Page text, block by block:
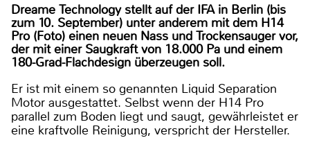
Dreame Technology stellt auf der IFA in Berlin (bis
zum 10. September) unter anderem mit dem H14
Pro (Foto) einen neuen Nass und Trockensauger vor,
der mit einer Saugkraft von 18.000 Pa und einem
180-Grad-Flachdesign überzeugen soll.
Er ist mit einem so genannten Liquid Separation
Motor ausgestattet. Selbst wenn der H14 Pro
parallel zum Boden liegt und saugt, gewährleistet er
eine kraftvolle Reinigung, verspricht der Hersteller.